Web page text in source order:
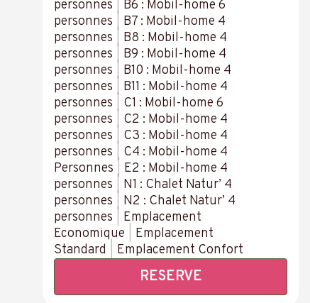
personnes
B6 : Mobil-home 6
personnes
B7 : Mobil-home 4
personnes
B8 : Mobil-home 4
personnes
B9 : Mobil-home 4
personnes
B10 : Mobil-home 4
personnes
B11 : Mobil-home 4
personnes
C1 : Mobil-home 6
personnes
C2 : Mobil-home 4
personnes
C3 : Mobil-home 4
personnes
C4 : Mobil-home 4
Personnes
E2 : Mobil-home 4
personnes
N1 : Chalet Natur’ 4
personnes
N2 : Chalet Natur’ 4
personnes
Emplacement
Economique
Emplacement
Standard
Emplacement Confort
RESERVE